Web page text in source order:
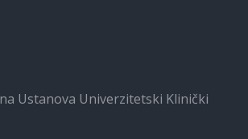
Ustanova Univerzitetski Klinički